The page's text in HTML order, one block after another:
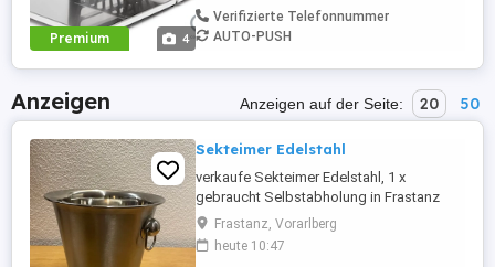
Premium 4
jedoch, dass die Brenner im Grill oben
befestigt sind ...
Verifizierte Telefonnummer
AUTO-PUSH
Anzeigen Anzeigen auf der Seite: 20 50
Sekteimer Edelstahl
verkaufe Sekteimer Edelstahl, 1 x
gebraucht Selbstabholung in Frastanz
Frastanz, Vorarlberg
heute 10:47